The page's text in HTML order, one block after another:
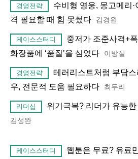
경영전략
수비형 영웅, 몽고메리
격 필요할 때 힘 못썼다
김경원
케이스스터디
중저가 조준사격+
화장품에 ‘품질’을 심었다
이방실
경영전략
테러리스트처럼 부담
우, 전문적 도움 필요하다
최두리
리더십 위기극복? 리더가 유능
김성완
케이스스터디
웹툰은 무료? 유료